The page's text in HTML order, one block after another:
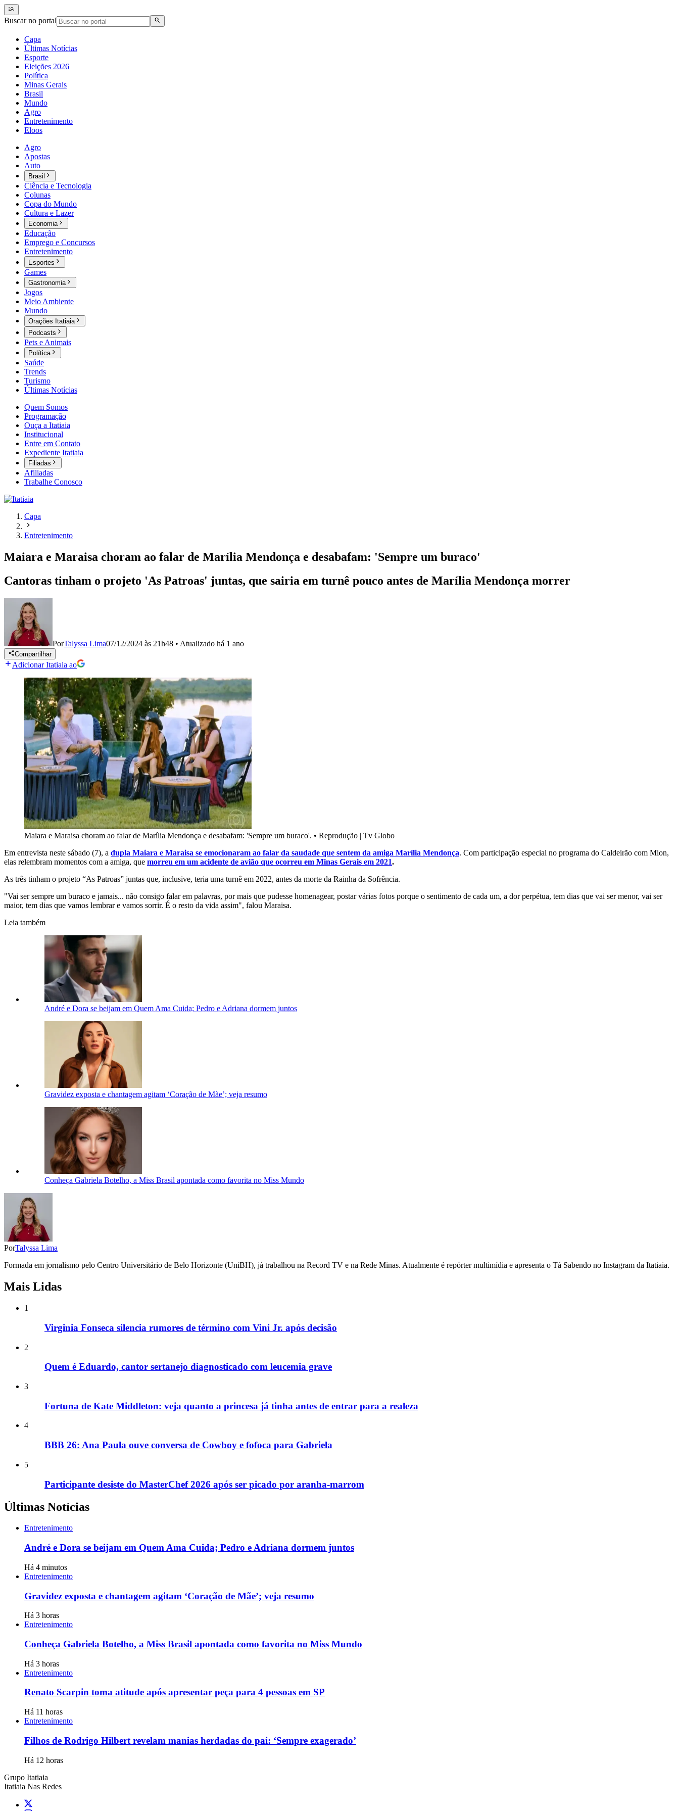
Buscar no portal
Capa
Últimas Notícias
Esporte
Eleições 2026
Política
Minas Gerais
Brasil
Mundo
Agro
Entretenimento
Eloos
Agro
Apostas
Auto
Brasil
Ciência e Tecnologia
Colunas
Copa do Mundo
Cultura e Lazer
Economia
Educação
Emprego e Concursos
Entretenimento
Esportes
Games
Gastronomia
Jogos
Meio Ambiente
Mundo
Orações Itatiaia
Podcasts
Pets e Animais
Política
Saúde
Trends
Turismo
Últimas Notícias
Quem Somos
Programação
Ouça a Itatiaia
Institucional
Entre em Contato
Expediente Itatiaia
Filiadas
Afiliadas
Trabalhe Conosco
Capa
Entretenimento
Maiara e Maraisa choram ao falar de Marília Mendonça e desabafam: 'Sempre um buraco'
Cantoras tinham o projeto 'As Patroas' juntas, que sairia em turnê pouco antes de Marília Mendonça morrer
PorTalyssa Lima07/12/2024 às 21h48 • Atualizado há 1 ano
Compartilhar
Adicionar Itatiaia ao
Maiara e Maraisa choram ao falar de Marília Mendonça e desabafam: 'Sempre um buraco'. • Reprodução | Tv Globo
Em entrevista neste sábado (7), a dupla Maiara e Maraisa se emocionaram ao falar da saudade que sentem da amiga Marília Mendonça. Com participação especial no programa do Caldeirão com Mion,
elas relembram momentos com a amiga, que morreu em um acidente de avião que ocorreu em Minas Gerais em 2021.
As três tinham o projeto “As Patroas” juntas que, inclusive, teria uma turnê em 2022, antes da morte da Rainha da Sofrência.
"Vai ser sempre um buraco e jamais... não consigo falar em palavras, por mais que pudesse homenagear, postar várias fotos porque o sentimento de cada um, a dor perpétua, tem dias que vai ser menor, vai ser
maior, tem dias que vamos lembrar e vamos sorrir. É o resto da vida assim", falou Maraisa.
Leia também
André e Dora se beijam em Quem Ama Cuida; Pedro e Adriana dormem juntos
Gravidez exposta e chantagem agitam ‘Coração de Mãe’; veja resumo
Conheça Gabriela Botelho, a Miss Brasil apontada como favorita no Miss Mundo
PorTalyssa Lima
Formada em jornalismo pelo Centro Universitário de Belo Horizonte (UniBH), já trabalhou na Record TV e na Rede Minas. Atualmente é repórter multimídia e apresenta o Tá Sabendo no Instagram da Itatiaia.
Mais Lidas
1
Virginia Fonseca silencia rumores de término com Vini Jr. após decisão
2
Quem é Eduardo, cantor sertanejo diagnosticado com leucemia grave
3
Fortuna de Kate Middleton: veja quanto a princesa já tinha antes de entrar para a realeza
4
BBB 26: Ana Paula ouve conversa de Cowboy e fofoca para Gabriela
5
Participante desiste do MasterChef 2026 após ser picado por aranha-marrom
Últimas Notícias
Entretenimento
André e Dora se beijam em Quem Ama Cuida; Pedro e Adriana dormem juntos
Há 4 minutos
Entretenimento
Gravidez exposta e chantagem agitam ‘Coração de Mãe’; veja resumo
Há 3 horas
Entretenimento
Conheça Gabriela Botelho, a Miss Brasil apontada como favorita no Miss Mundo
Há 3 horas
Entretenimento
Renato Scarpin toma atitude após apresentar peça para 4 pessoas em SP
Há 11 horas
Entretenimento
Filhos de Rodrigo Hilbert revelam manias herdadas do pai: ‘Sempre exagerado’
Há 12 horas
Grupo Itatiaia
Itatiaia Nas Redes